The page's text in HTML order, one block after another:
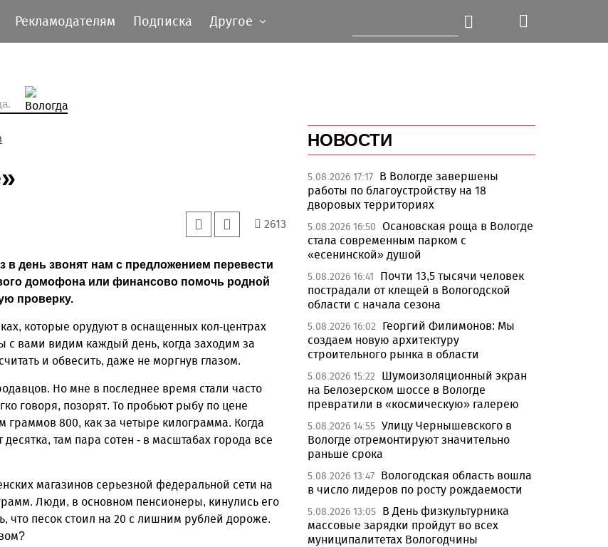
Рекламодателям Подписка Другое
2613
день звонят нам с предложением перевести
домофона или финансово помочь родной
проверку.
которые орудуют в оснащенных кол-центрах
с вами видим каждый день, когда заходим за
и обвесить, даже не моргнув глазом.
Но мне в последнее время стали часто
говоря, позорят. То пробьют рыбу по цене
граммов 800, как за четыре килограмма. Когда
там пара сотен - в масштабах города все
магазинов серьезной федеральной сети на
Люди, в основном пенсионеры, кинулись его
что песок стоил на 20 с лишним рублей дороже.
НОВОСТИ
5.08.2026 17:17 В Вологде завершены
работы по благоустройству на 18
дворовых территориях
5.08.2026 16:50 Осановская роща в Вологде
стала современным парком с
«есенинской» душой
5.08.2026 16:41
Почти 13,5 тысячи человек
пострадали от клещей в Вологодской
области с начала сезона
5.08.2026 16:02
Георгий Филимонов: Мы
создаем новую архитектуру
строительного рынка в области
5.08.2026 15:22
Шумоизоляционный экран
на Белозерском шоссе в Вологде
превратили в «космическую» галерею
5.08.2026 14:55 Улицу Чернышевского в
Вологде отремонтируют значительно
раньше срока
5.08.2026 13:47 Вологодская область вошла
в число лидеров по росту рождаемости
5.08.2026 13:05 В День физкультурника
массовые зарядки пройдут во всех
муниципалитетах Вологодчины